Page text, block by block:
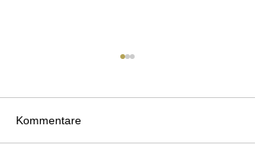
Kommentare